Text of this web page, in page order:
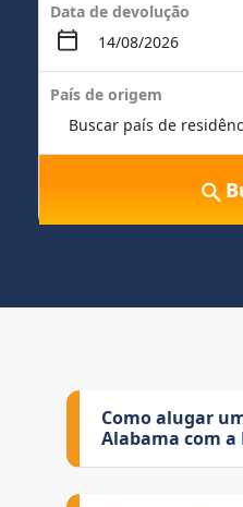
Data de devolução
País de origem
Como alugar
Alabama com a